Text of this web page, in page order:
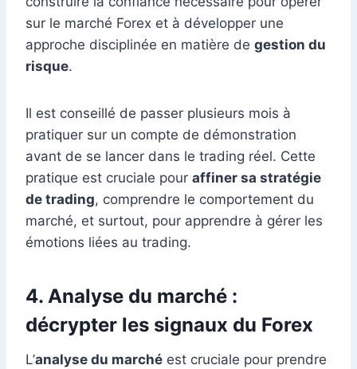
sur le marché Forex et à développer une
approche disciplinée en matière de gestion du
risque.
Il est conseillé de passer plusieurs mois à
pratiquer sur un compte de démonstration
avant de se lancer dans le trading réel. Cette
pratique est cruciale pour affiner sa stratégie
de trading, comprendre le comportement du
marché, et surtout, pour apprendre à gérer les
émotions liées au trading.
4. Analyse du marché :
décrypter les signaux du Forex
L’analyse du marché est cruciale pour prendre